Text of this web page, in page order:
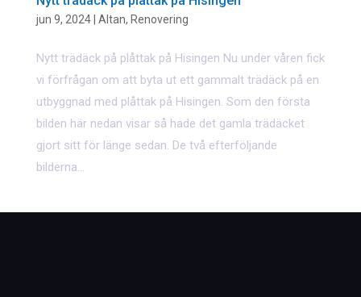
jun 9, 2024| Altan, Renovering
Nytt trädäck på plåttak på Hisingen Nu under våren fick
vi förfrågan om att byta ut ett gammalt trädäck på en
utbyggnad med plåttak på Hisingen. Som den första
bilden här nedan visar så hade det gamla trädäcket
gjort sitt för länge sedan. De två efterföljande
bilderna...